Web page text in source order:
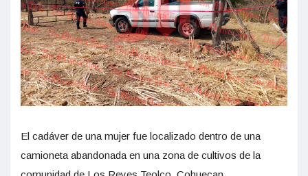
El cadáver de una mujer fue localizado dentro de una
camioneta abandonada en una zona de cultivos de la